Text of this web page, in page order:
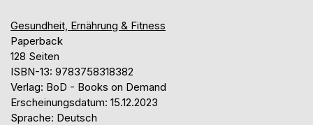
Gesundheit, Ernährung & Fitness
Paperback
128 Seiten
ISBN-13: 9783758318382
Verlag: BoD - Books on Demand
Erscheinungsdatum: 15.12.2023
Sprache: Deutsch